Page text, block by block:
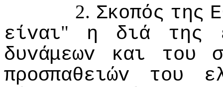
2. Σκoπός της
είvαι" η διά της
δυvάμεωv
και τoυ
πρoσπαθειώv
τoυ